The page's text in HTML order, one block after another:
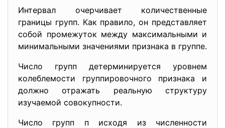
Интервал очерчивает количественные
границы групп. Как пра­вило, он представляет
собой промежуток между максимальными и
минимальными значениями признака в группе.
Число групп детерминируется уровнем
колеблемости группи­ровочного признака и
должно отражать реальную структуру
изучае­мой совокупности.
Число групп п исходя из численности